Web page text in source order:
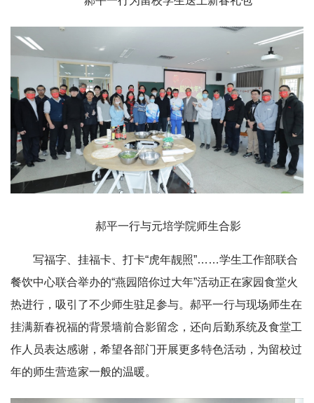
郝平一行与元培学院师生合影
写福字、挂福卡、打卡“虎年靓照”……学生工作部联合
餐饮中心联合举办的“燕园陪你过大年”活动正在家园食堂火
热进行，吸引了不少师生驻足参与。郝平一行与现场师生在
挂满新春祝福的背景墙前合影留念，还向后勤系统及食堂工
作人员表达感谢，希望各部门开展更多特色活动，为留校过
年的师生营造家一般的温暖。